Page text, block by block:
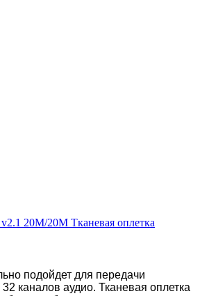
подойдет для передачи
каналов аудио. Тканевая оплетка